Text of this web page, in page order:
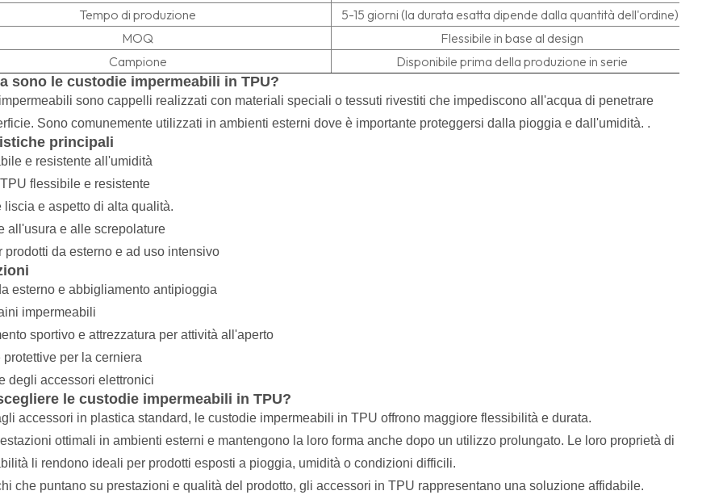
Tempo di produzione
5-15 giorni (la durata esatta dipende dalla quantità dell'ordine).
MOQ
Flessibile in base al design
Campione
Disponibile prima della produzione in serie
sono le custodie impermeabili in TPU?
impermeabili sono cappelli realizzati con materiali speciali o tessuti rivestiti che impediscono all'acqua di penetrare
Sono comunemente utilizzati in ambienti esterni dove è importante proteggersi dalla pioggia e dall'umidità. .
principali
e resistente all'umidità
flessibile e resistente
liscia e aspetto di alta qualità.
all'usura e alle screpolature
prodotti da esterno e ad uso intensivo
esterno e abbigliamento antipioggia
impermeabili
sportivo e attrezzatura per attività all'aperto
protettive per la cerniera
degli accessori elettronici
le custodie impermeabili in TPU?
accessori in plastica standard, le custodie impermeabili in TPU offrono maggiore flessibilità e durata.
ottimali in ambienti esterni e mantengono la loro forma anche dopo un utilizzo prolungato. Le loro proprietà di
li rendono ideali per prodotti esposti a pioggia, umidità o condizioni difficili.
che puntano su prestazioni e qualità del prodotto, gli accessori in TPU rappresentano una soluzione affidabile.